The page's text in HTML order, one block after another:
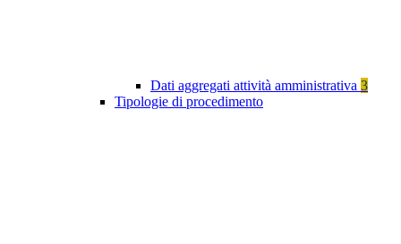
Dati aggregati attività amministrativa 3
Tipologie di procedimento